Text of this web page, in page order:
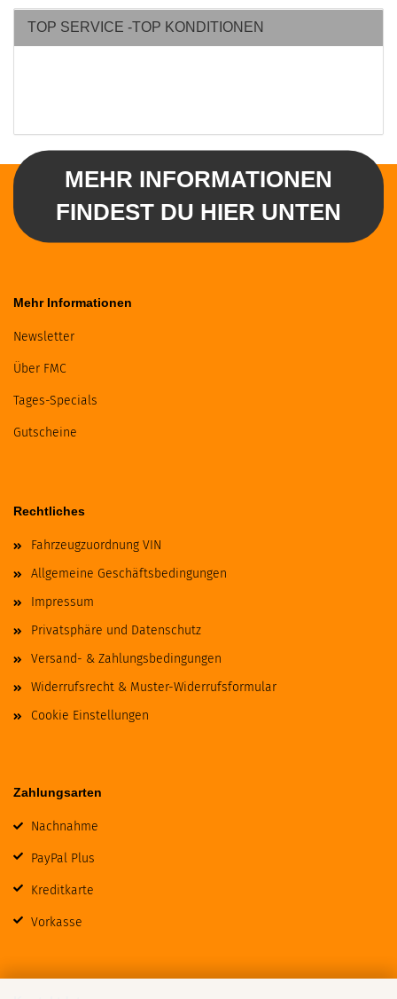
TOP SERVICE -TOP KONDITIONEN
MEHR INFORMATIONEN
FINDEST DU HIER UNTEN
Mehr Informationen
Newsletter
Über FMC
Tages-Specials
Gutscheine
Rechtliches
Fahrzeugzuordnung VIN
Allgemeine Geschäftsbedingungen
Impressum
Privatsphäre und Datenschutz
Versand- & Zahlungsbedingungen
Widerrufsrecht & Muster-Widerrufsformular
Cookie Einstellungen
Zahlungsarten
Nachnahme
PayPal Plus
Kreditkarte
Vorkasse